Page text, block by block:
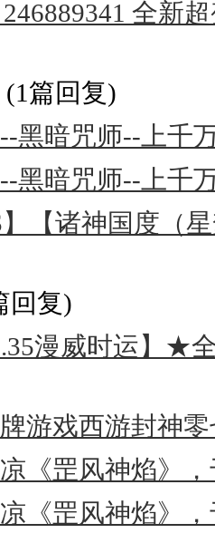
全新
(1篇回复)
黑暗咒师--上千
黑暗咒师--上千
】【诸神国度（
回复)
漫威时运】
游戏西游封神
《罡风神焰》
《罡风神焰》